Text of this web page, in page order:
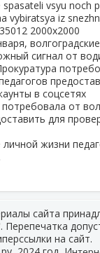
сигнал от
в соцсетях
личной жизни
сайта
Перепечатка
на сайт.